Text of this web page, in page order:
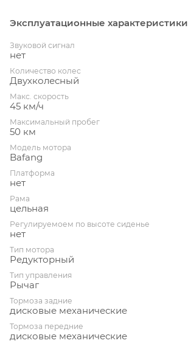
Эксплуатационные характеристики
Звуковой сигнал
нет
Количество колес
Двухколесный
Макс. скорость
45 км/ч
Максимальный пробег
50 км
Модель мотора
Bafang
Платформа
нет
Рама
цельная
Регулируемоем по высоте сиденье
нет
Тип мотора
Редукторный
Тип управления
Рычаг
Тормоза задние
дисковые механические
Тормоза передние
дисковые механические